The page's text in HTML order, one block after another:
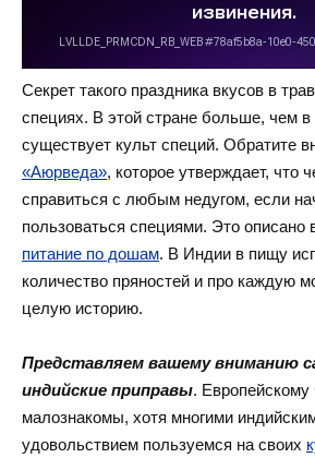
Секрет такого праздника вкусов в
специях. В этой стране больше, чем в
существует культ специй. Обратите
«Аюрведа», которое утверждает, что
справиться с любым недугом, если
пользоваться специями. Это описано
питание по дошам. В Индии в пищу
количество пряностей и про каждую
целую историю.
Представляем вашему вниманию
индийские приправы. Европейскому
малознакомы, хотя многими
удовольствием пользуемся на своих